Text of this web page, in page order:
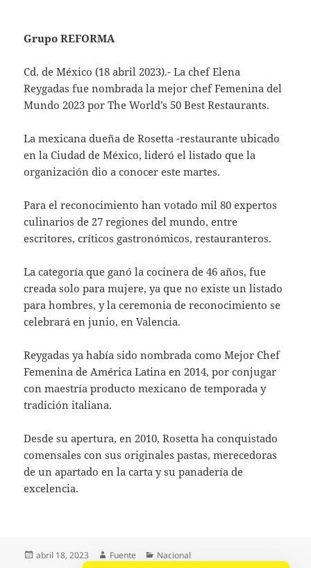
Grupo REFORMA
Cd. de México (18 abril 2023).- La chef Elena
Reygadas fue nombrada la mejor chef Femenina del
Mundo 2023 por The World’s 50 Best Restaurants.
La mexicana dueña de Rosetta -restaurante ubicado
en la Ciudad de México, lideró el listado que la
organización dio a conocer este martes.
Para el reconocimiento han votado mil 80 expertos
culinarios de 27 regiones del mundo, entre
escritores, críticos gastronómicos, restauranteros.
La categoría que ganó la cocinera de 46 años, fue
creada solo para mujere, ya que no existe un listado
para hombres, y la ceremonia de reconocimiento se
celebrará en junio, en Valencia.
Reygadas ya había sido nombrada como Mejor Chef
Femenina de América Latina en 2014, por conjugar
con maestría producto mexicano de temporada y
tradición italiana.
Desde su apertura, en 2010, Rosetta ha conquistado
comensales con sus originales pastas, merecedoras
de un apartado en la carta y su panadería de
excelencia.
Publicado
abril 18, 2023 Autor
Fuente Categorías
Nacional